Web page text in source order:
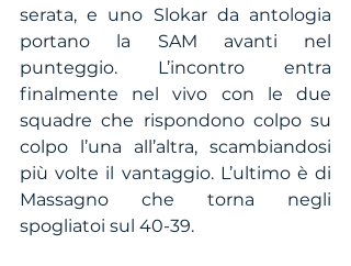
serata, e uno Slokar da antologia
portano la SAM avanti nel
punteggio. L’incontro entra
finalmente nel vivo con le due
squadre che rispondono colpo su
colpo l’una all’altra, scambiandosi
più volte il vantaggio. L’ultimo è di
Massagno che torna negli
spogliatoi sul 40-39.